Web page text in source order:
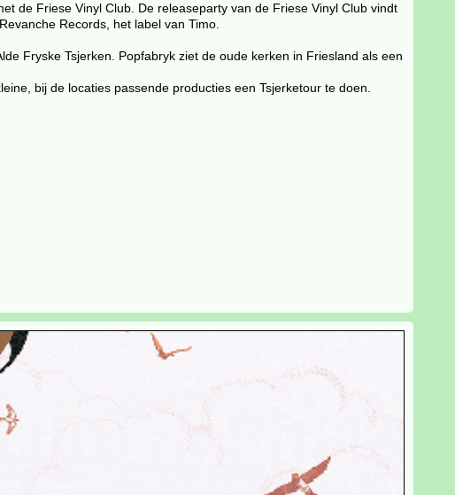
de Friese Vinyl Club. De releaseparty van de Friese Vinyl Club vindt
Records, het label van Timo.
Fryske Tsjerken. Popfabryk ziet de oude kerken in Friesland als een
bij de locaties passende producties een Tsjerketour te doen.